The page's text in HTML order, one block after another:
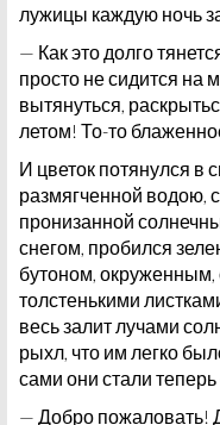
лужицы каждую ночь
— Как это долго
просто не сидится на
вытянуться,
летом! То-то
И цветок потянулся в
размягченной водою,
пронизанной
снегом, пробился
бутоном, окруженным,
толстенькими
весь залит лучами
рыхл, что им легко
сами они стали теперь
— Добро пожаловать!